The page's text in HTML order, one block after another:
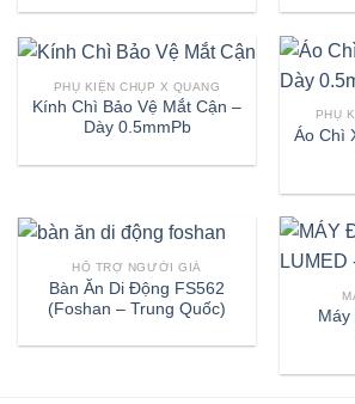
PHỤ KIỆN CHỤP X QUANG
Kính Chì Bảo Vệ Mắt Cận –
Dày 0.5mmPb
PHỤ
Áo Chì
HỖ TRỢ NGƯỜI GIÀ
Bàn Ăn Di Động FS562
(Foshan – Trung Quốc)